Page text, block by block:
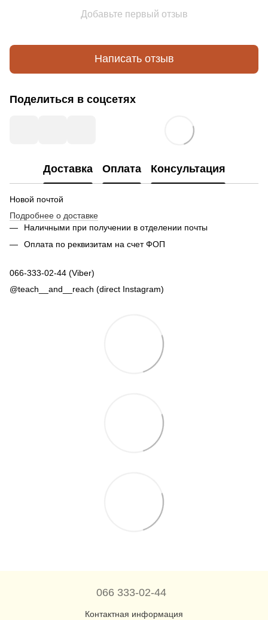
Добавьте первый отзыв
Написать отзыв
Поделиться в соцсетях
Доставка Оплата Консультация
Новой почтой
Подробнее о доставке
Наличными при получении в отделении почты
Оплата по реквизитам на счет ФОП
066-333-02-44 (Viber)
@teach__and__reach (direct Instagram)
066 333-02-44
Контактная информация